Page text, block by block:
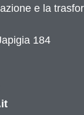
attivi
attivi di
e la
184